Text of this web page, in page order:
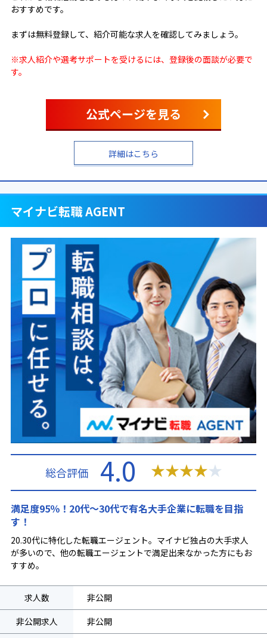
公式ページを見る
詳細はこちら
おすすめです。
まずは無料登録して、紹介可能な求人を確認してみましょう。
※求人紹介や選考サポートを受けるには、登録後の面談が必要で
す。
マイナビ転職 AGENT
満足度95％！20代～30代で有名大手企業に転職を目指
す！
20.30代に特化した転職エージェント。マイナビ独占の大手求人
が多いので、他の転職エージェントで満足出来なかった方にもお
すすめ。
総合評価 4.0 ★★★★★
求人数
非公開
非公開求人
非公開